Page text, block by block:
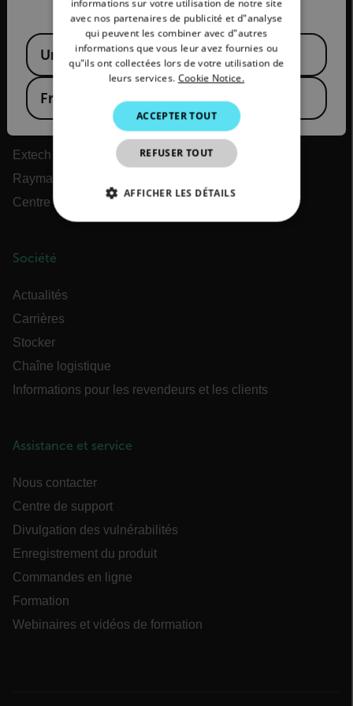
À propos de Flir
Teledyne Technologies
Teledyne FLIR Defense
OEM Teledyne FLIR
Extech
Raymarine
Centre de formation ITC
Société
Actualités
Carrières
Stocker
Chaîne logistique
Informations pour les revendeurs et les clients
Assistance et service
Nous contacter
Centre de support
Divulgation des vulnérabilités
Enregistrement du produit
Commandes en ligne
Formation
Webinaires et vidéos de formation
Available Locations
United States
France
SPANISH
PORTUGUESE
ITALIAN
KOREAN
JAPANESE
CHINESE
informations sur votre utilisation de notre site
avec nos partenaires de publicité et d"analyse
qui peuvent les combiner avec d"autres
informations que vous leur avez fournies ou
qu"ils ont collectées lors de votre utilisation de
leurs services. Cookie Notice.
ACCEPTER TOUT
REFUSER TOUT
AFFICHER LES DÉTAILS
Strictement nécessaires
des fonctionnalités de base du site Web telles
que la connexion des utilisateurs et la gestion
correctement sans les cookies strictement
nécessaires.
Nom
cart_products_oids
cart_products_skus